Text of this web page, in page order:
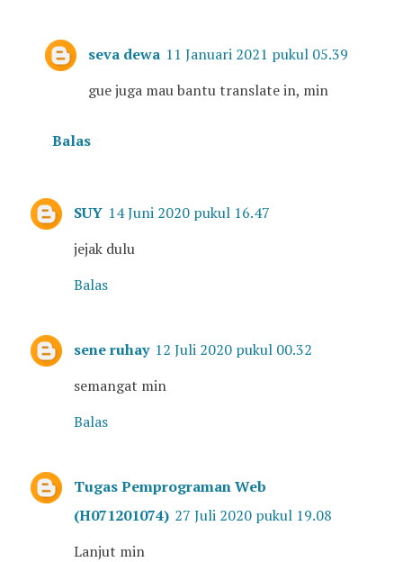
seva dewa 11 Januari 2021 pukul 05.39
gue juga mau bantu translate in, min
Balas
SUY 14 Juni 2020 pukul 16.47
jejak dulu
Balas
sene ruhay 12 Juli 2020 pukul 00.32
semangat min
Balas
Tugas Pemprograman Web
(H071201074) 27 Juli 2020 pukul 19.08
Lanjut min